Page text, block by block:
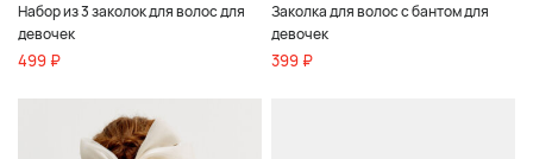
Набор из 3 заколок для волос для
девочек
499 ₽
Заколка для волос с бантом для
девочек
399 ₽